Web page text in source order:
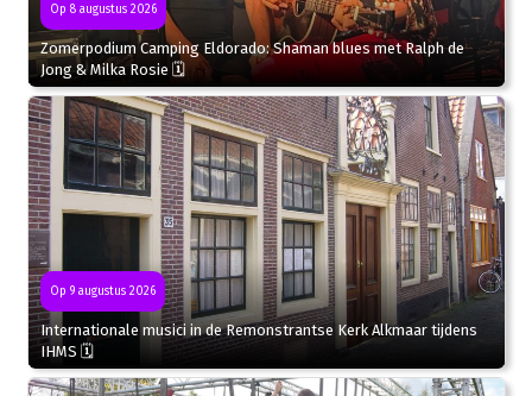
Op 8 augustus 2026
Zomerpodium Camping Eldorado: Shaman blues met Ralph de
Jong & Milka Rosie 🗓
Op 9 augustus 2026
Internationale musici in de Remonstrantse Kerk Alkmaar tijdens
IHMS 🗓